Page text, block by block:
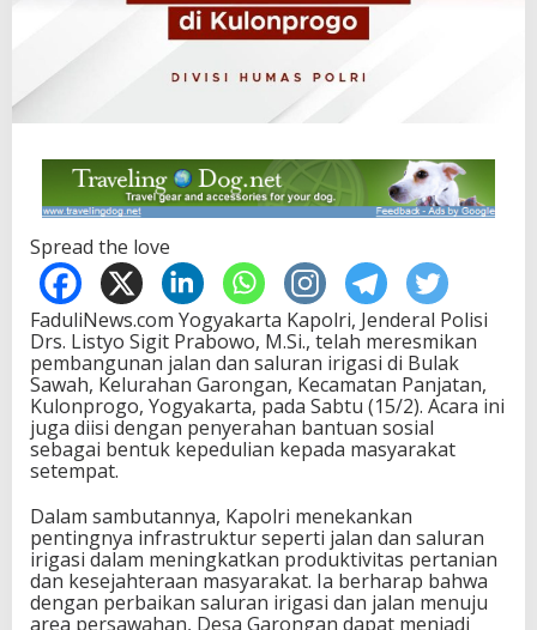
Spread the love
FaduliNews.com Yogyakarta Kapolri, Jenderal Polisi
Drs. Listyo Sigit Prabowo, M.Si., telah meresmikan
pembangunan jalan dan saluran irigasi di Bulak
Sawah, Kelurahan Garongan, Kecamatan Panjatan,
Kulonprogo, Yogyakarta, pada Sabtu (15/2). Acara ini
juga diisi dengan penyerahan bantuan sosial
sebagai bentuk kepedulian kepada masyarakat
setempat.
Dalam sambutannya, Kapolri menekankan
pentingnya infrastruktur seperti jalan dan saluran
irigasi dalam meningkatkan produktivitas pertanian
dan kesejahteraan masyarakat. Ia berharap bahwa
dengan perbaikan saluran irigasi dan jalan menuju
area persawahan, Desa Garongan dapat menjadi